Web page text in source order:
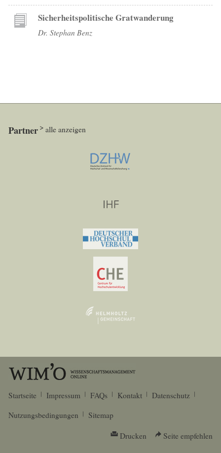
Sicherheitspolitische Gratwanderung
Dr. Stephan Benz
Partner alle anzeigen
Startseite Impressum FAQs Kontakt
Datenschutz
Nutzungsbedingungen
Sitemap
Drucken Seite empfehlen